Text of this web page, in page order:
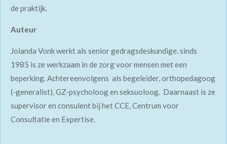
de praktijk.
Auteur
Jolanda Vonk werkt als senior gedragsdeskundige. sinds
1985 is ze werkzaam in de zorg voor mensen met een
beperking. Achtereenvolgens als begeleider, orthopedagoog
(-generalist), GZ-psycholoog en seksuoloog. Daarnaast is ze
supervisor en consulent bij het CCE, Centrum voor
Consultatie en Expertise.